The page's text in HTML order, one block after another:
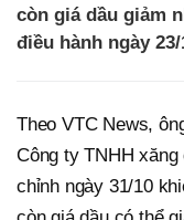
còn giá dầu giảm
điều hành ngày
Theo VTC News,
Công ty TNHH
chỉnh ngày 31/10